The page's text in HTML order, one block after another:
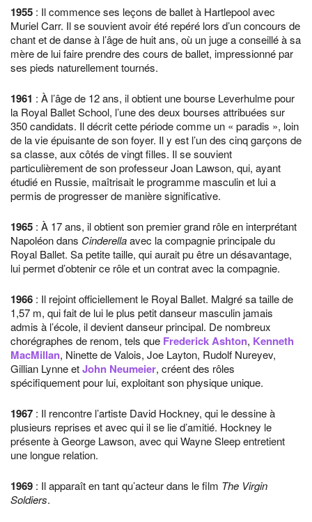
1955 : Il commence ses leçons de ballet à Hartlepool avec
Muriel Carr. Il se souvient avoir été repéré lors d’un concours de
chant et de danse à l’âge de huit ans, où un juge a conseillé à sa
mère de lui faire prendre des cours de ballet, impressionné par
ses pieds naturellement tournés.
1961 : À l’âge de 12 ans, il obtient une bourse Leverhulme pour
la Royal Ballet School, l’une des deux bourses attribuées sur
350 candidats. Il décrit cette période comme un « paradis », loin
de la vie épuisante de son foyer. Il y est l’un des cinq garçons de
sa classe, aux côtés de vingt filles. Il se souvient
particulièrement de son professeur Joan Lawson, qui, ayant
étudié en Russie, maîtrisait le programme masculin et lui a
permis de progresser de manière significative.
1965 : À 17 ans, il obtient son premier grand rôle en interprétant
Napoléon dans Cinderellaavec la compagnie principale du
Royal Ballet. Sa petite taille, qui aurait pu être un désavantage,
lui permet d’obtenir ce rôle et un contrat avec la compagnie.
1966 : Il rejoint officiellement le Royal Ballet. Malgré sa taille de
1,57 m, qui fait de lui le plus petit danseur masculin jamais
admis à l’école, il devient danseur principal. De nombreux
chorégraphes de renom, tels que Frederick Ashton, Kenneth
MacMillan, Ninette de Valois, Joe Layton, Rudolf Nureyev,
Gillian Lynne etJohn Neumeier, créent des rôles
spécifiquement pour lui, exploitant son physique unique.
1967 : Il rencontre l’artiste David Hockney, qui le dessine à
plusieurs reprises et avec qui il se lie d’amitié. Hockney le
présente à George Lawson, avec qui Wayne Sleep entretient
une longue relation.
1969 : Il apparaît en tant qu’acteur dans le film The Virgin
Soldiers.